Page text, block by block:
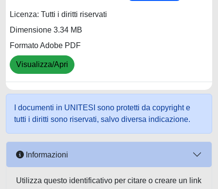
Licenza: Tutti i diritti riservati
Dimensione 3.34 MB
Formato Adobe PDF
Visualizza/Apri
I documenti in UNITESI sono protetti da copyright e
tutti i diritti sono riservati, salvo diversa indicazione.
Informazioni
Utilizza questo identificativo per citare o creare un link